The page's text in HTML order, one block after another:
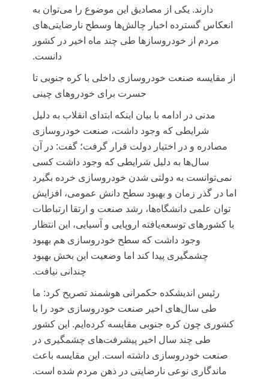
دارند. یکی از مصادیق این موضوع را می‌توان به
انعکاس گسترده اخبار چالش‌ها وسطح نارضایتی‌های
مردم از خودروسازها طی چند ماه اخیر در کشور
دانست.
از مقایسه صنعت خودروسازی داخلی با کره جنوبی تا
حسرت برای خودروهای چینی
مدنی در ادامه با بیان اینکه ابتدای انقلاب به دلیل
شرایطی که وجود داشت، صنعت خودروسازی
مصادره و در اختیار دولت قرار گرفت؛ گفت: در آن
سال‌ها به دلیل شرایطی که وجود داشت کسی
نمی‌توانست به دولتی شدن خودروسازی خرده بگیرد
اما در گذر زمان و بهبود سطح دانش عمومی، افزایش
توان علمی دانشگاه‌ها، رشد صنعت و ارتقا ارتباطات
با کشورهای توسعه‌یافته اروپایی و آسیایی، این انتظار
وجود داشت که سطح خودروسازی هم بهبود
چشمگیری پیدا کند اما وضعیت این بخش بهبود
چندانی نیافت.
رئیس اندیشکده حکمرانی هوشمند تصریح کرد: ما
طی سال‌های اخیر صنعت خودروسازی خود را با
کشوری چون کره جنوبی مقایسه کرده‌ایم. این کشور
طی چند سال اخیر پیشرفت‌های چشمگیری در
صنعت خودروسازی داشته است. این مقایسه باعث
ماندگاری نوعی نارضایتی در ذهن مردم شده است.